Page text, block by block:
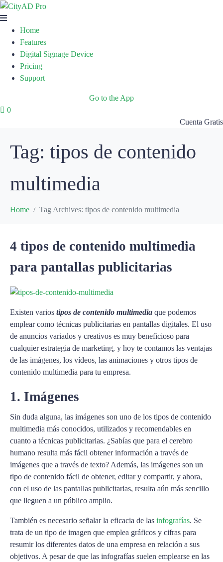
Home
Features
Digital Signage Device
Pricing
Support
Go to the App
0
Cuenta Gratis
Tag: tipos de contenido
multimedia
Home Tag Archives: tipos de contenido multimedia
4 tipos de contenido multimedia
para pantallas publicitarias
Existen varios tipos de contenido multimedia que podemos
emplear como técnicas publicitarias en pantallas digitales. El uso
de anuncios variados y creativos es muy beneficioso para
cualquier estrategia de marketing, y hoy te contamos las ventajas
de las imágenes, los vídeos, las animaciones y otros tipos de
contenido multimedia para tu empresa.
1. Imágenes
Sin duda alguna, las imágenes son uno de los tipos de contenido
multimedia más conocidos, utilizados y recomendables en
cuanto a técnicas publicitarias. ¿Sabías que para el cerebro
humano resulta más fácil obtener información a través de
imágenes que a través de texto? Además, las imágenes son un
tipo de contenido fácil de obtener, editar y compartir, y ahora,
con el uso de las pantallas publicitarias, resulta aún más sencillo
que lleguen a un público amplio.
También es necesario señalar la eficacia de las infografías. Se
trata de un tipo de imagen que emplea gráficos y cifras para
resumir los diferentes datos de una empresa en relación a sus
objetivos. A pesar de que las infografías suelen emplearse en las